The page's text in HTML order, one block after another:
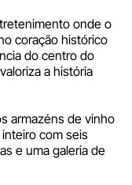
onde o
coração histórico
do centro do
a história
armazéns de vinho
com seis
e uma galeria de